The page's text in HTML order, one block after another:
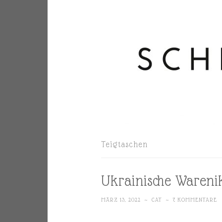
Teigtaschen
Ukrainische
MÄRZ 13, 2022 ~ CAT ~ 7 KOMMENTARE